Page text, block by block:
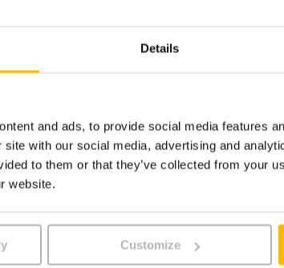
Details
and ads, to provide social media features
site with our social media, advertising and
to them or that they’ve collected from your
website.
Customize
aantal laders op voorraad die normaliter
worden.